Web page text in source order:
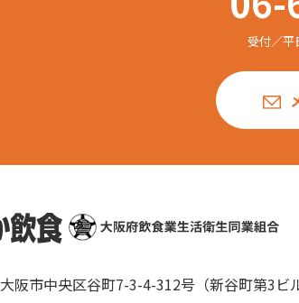
受付／平
大阪市中央区谷町7-3-4-312号 （新谷町第3ビ